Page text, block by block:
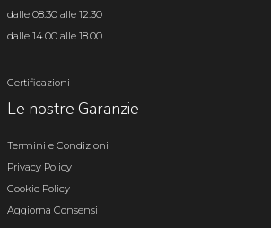
dalle 08.30 alle 12.30
dalle 14.00 alle 18.00
Certificazioni
Le nostre Garanzie
Termini e Condizioni
Privacy Policy
Cookie Policy
Aggiorna Consensi